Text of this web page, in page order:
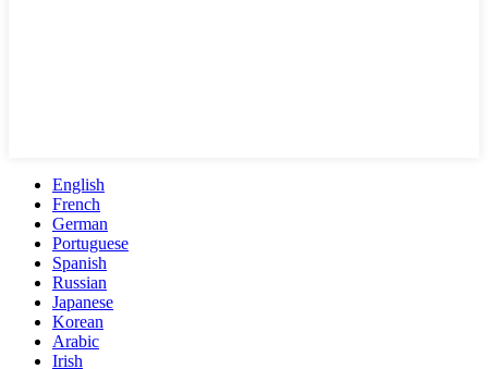
English
French
German
Portuguese
Spanish
Russian
Japanese
Korean
Arabic
Irish